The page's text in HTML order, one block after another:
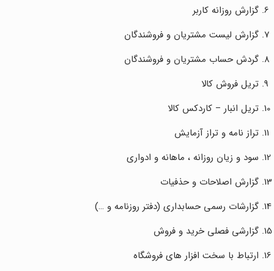
گزارش روزانه کاربر
گزارش لیست مشتریان و فروشندگان
گردش حساب مشتریان و فروشندگان
تریل فروش کالا
تریل انبار – کاردکس کالا
تراز نامه و تراز آزمایش
سود و زیان روزانه ، ماهانه و ادواری
گزارش اصلاحات و حذفیات
گزارشات رسمی حسابداری (دفتر روزنامه و …)
گزارشی فصلی خرید و فروش
ارتباط با سخت افزار های فروشگاه